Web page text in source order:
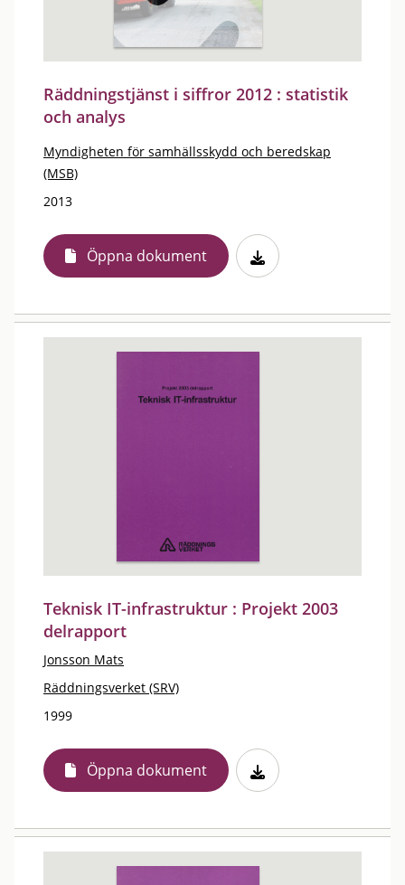
Räddningstjänst i siffror 2012 : statistik
och analys
Myndigheten för samhällsskydd och beredskap
(MSB)
2013
Öppna dokument
Teknisk IT-infrastruktur : Projekt 2003
delrapport
Jonsson Mats
Räddningsverket (SRV)
1999
Öppna dokument